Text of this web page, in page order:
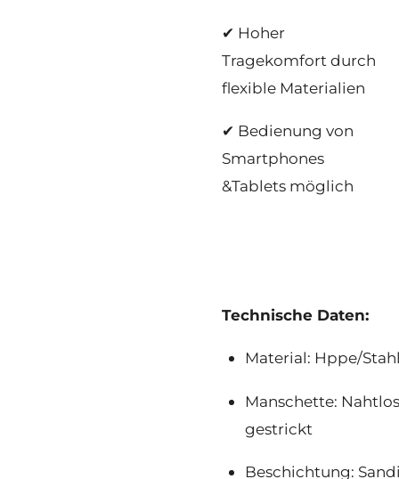
✔ Hoher
Tragekomfort durch
flexible Materialien
✔ Bedienung von
Smartphones
&Tablets möglich
Technische Daten:
Material: Hppe/
Manschette: Nahtlos
gestrickt
Beschichtung: